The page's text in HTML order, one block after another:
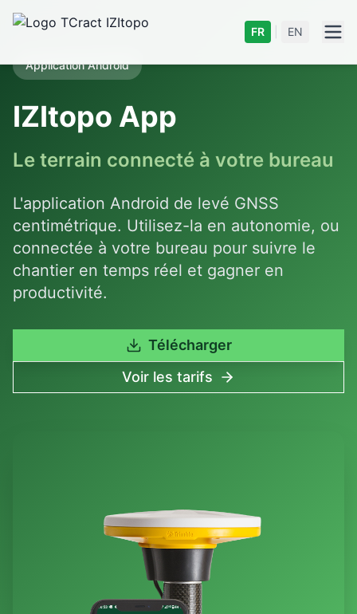
FR EN
Application Android
IZItopo App
Le terrain connecté à votre bureau
L'application Android de levé GNSS
centimétrique. Utilisez-la en autonomie, ou
connectée à votre bureau pour suivre le
chantier en temps réel et gagner en
productivité.
Télécharger
Voir les tarifs